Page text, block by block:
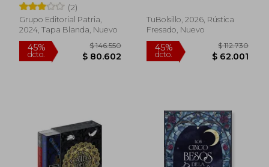
(2)
Grupo Editorial Patria,
2024, Tapa Blanda, Nuevo
TuBolsillo, 2026, Rústica
Fresado, Nuevo